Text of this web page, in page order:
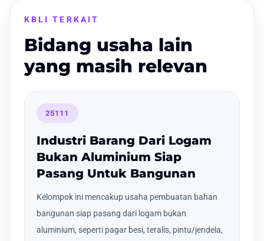
KBLI TERKAIT
Bidang usaha lain
yang masih relevan
25111
Industri Barang Dari Logam
Bukan Aluminium Siap
Pasang Untuk Bangunan
Kelompok ini mencakup usaha pembuatan bahan
bangunan siap pasang dari logam bukan
aluminium, seperti pagar besi, teralis, pintu/jendela,